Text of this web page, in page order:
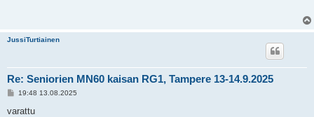
JussiTurtiainen
Re: Seniorien MN60 kaisan RG1, Tampere 13-14.9.2025
V
e
19:48 13.08.2025
varattu